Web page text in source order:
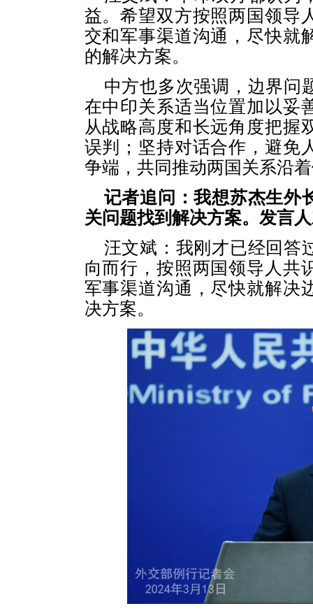
益。希望双方按照两国领导
交和军事渠道沟通，尽快就
的解决方案。
中方也多次强调，边界问
在中印关系适当位置加以妥
从战略高度和长远角度把握
误判；坚持对话合作，避免
争端，共同推动两国关系沿
记者追问：我想苏杰生外
关问题找到解决方案。发言
汪文斌：我刚才已经回答
向而行，按照两国领导人共
军事渠道沟通，尽快就解决
决方案。